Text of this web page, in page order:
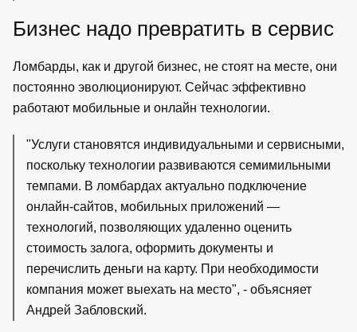
Бизнес надо превратить в сервис
Ломбарды, как и другой бизнес, не стоят на месте, они
постоянно эволюционируют. Сейчас эффективно
работают мобильные и онлайн технологии.
"Услуги становятся индивидуальными и сервисными,
поскольку технологии развиваются семимильными
темпами. В ломбардах актуально подключение
онлайн-сайтов, мобильных приложений —
технологий, позволяющих удаленно оценить
стоимость залога, оформить документы и
перечислить деньги на карту. При необходимости
компания может выехать на место", - объясняет
Андрей Забловский.